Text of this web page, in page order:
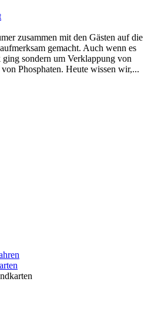
zusammen mit den Gästen auf die
gemacht. Auch wenn es
sondern um Verklappung von
Phosphaten. Heute wissen wir,...